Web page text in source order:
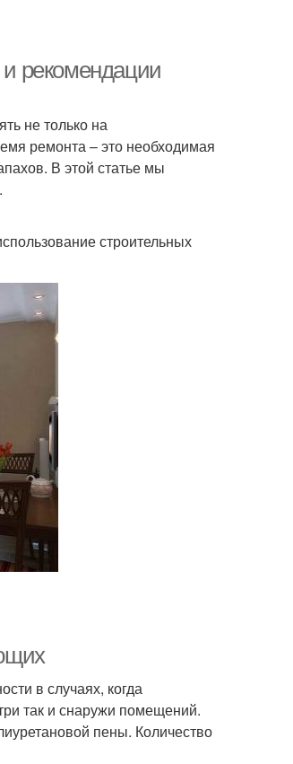
и рекомендации
не только на
ремонта – это необходимая
В этой статье мы
строительных
в случаях, когда
так и снаружи помещений.
пены. Количество